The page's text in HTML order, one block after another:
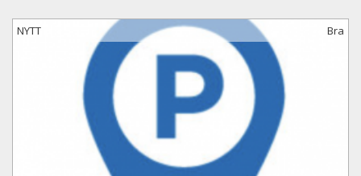
NYTT Bra